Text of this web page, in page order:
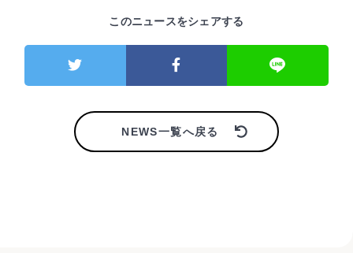
このニュースをシェアする
NEWS一覧へ戻る